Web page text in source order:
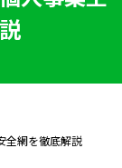
全網を徹底解説